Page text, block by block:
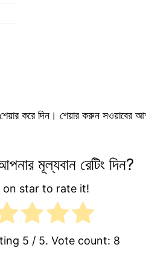
করে দিন। শেয়ার করুন সওয়াবের
মূল্যবান রেটিং দিন?
on star to rate it!
5 / 5. Vote count: 8